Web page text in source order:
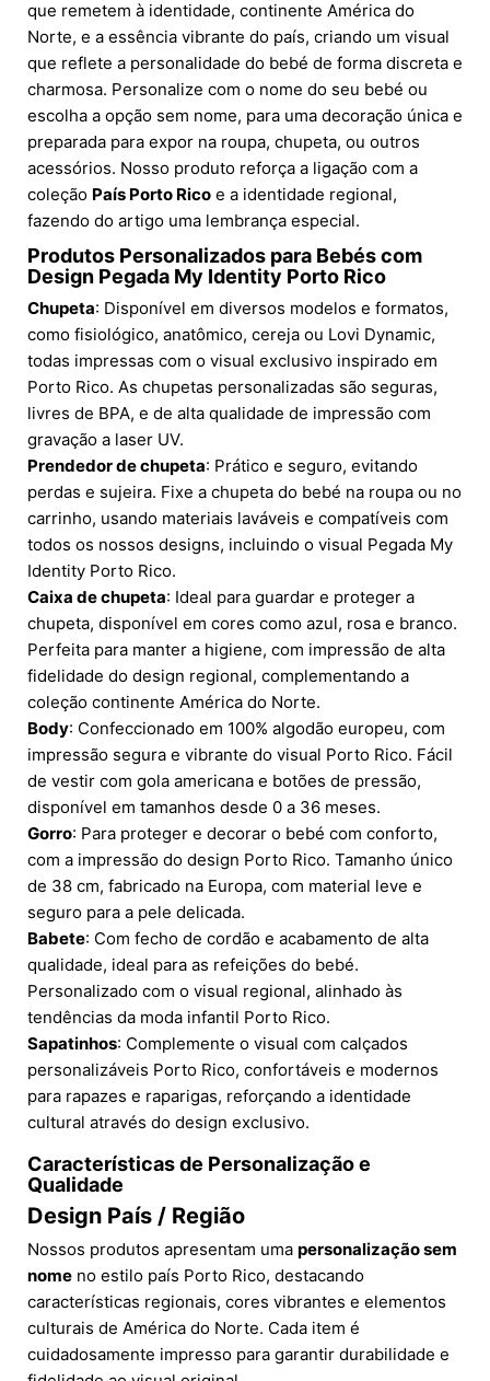
que remetem à identidade, continente América do
Norte, e a essência vibrante do país, criando um visual
que reflete a personalidade do bebé de forma discreta e
charmosa. Personalize com o nome do seu bebé ou
escolha a opção sem nome, para uma decoração única e
preparada para expor na roupa, chupeta, ou outros
acessórios. Nosso produto reforça a ligação com a
coleção País Porto Rico e a identidade regional,
fazendo do artigo uma lembrança especial.
Produtos Personalizados para Bebés com
Design Pegada My Identity Porto Rico
Chupeta: Disponível em diversos modelos e formatos,
como fisiológico, anatômico, cereja ou Lovi Dynamic,
todas impressas com o visual exclusivo inspirado em
Porto Rico. As chupetas personalizadas são seguras,
livres de BPA, e de alta qualidade de impressão com
gravação a laser UV.
Prendedor de chupeta: Prático e seguro, evitando
perdas e sujeira. Fixe a chupeta do bebé na roupa ou no
carrinho, usando materiais laváveis e compatíveis com
todos os nossos designs, incluindo o visual Pegada My
Identity Porto Rico.
Caixa de chupeta: Ideal para guardar e proteger a
chupeta, disponível em cores como azul, rosa e branco.
Perfeita para manter a higiene, com impressão de alta
fidelidade do design regional, complementando a
coleção continente América do Norte.
Body: Confeccionado em 100% algodão europeu, com
impressão segura e vibrante do visual Porto Rico. Fácil
de vestir com gola americana e botões de pressão,
disponível em tamanhos desde 0 a 36 meses.
Gorro: Para proteger e decorar o bebé com conforto,
com a impressão do design Porto Rico. Tamanho único
de 38 cm, fabricado na Europa, com material leve e
seguro para a pele delicada.
Babete: Com fecho de cordão e acabamento de alta
qualidade, ideal para as refeições do bebé.
Personalizado com o visual regional, alinhado às
tendências da moda infantil Porto Rico.
Sapatinhos: Complemente o visual com calçados
personalizáveis Porto Rico, confortáveis e modernos
para rapazes e raparigas, reforçando a identidade
cultural através do design exclusivo.
Características de Personalização e
Qualidade
Design País / Região
Nossos produtos apresentam uma personalização sem
nome no estilo país Porto Rico, destacando
características regionais, cores vibrantes e elementos
culturais de América do Norte. Cada item é
cuidadosamente impresso para garantir durabilidade e